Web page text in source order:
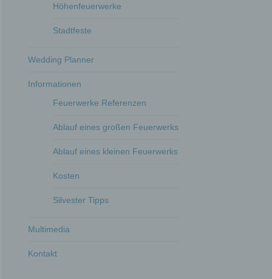
Höhenfeuerwerke
Stadtfeste
Wedding Planner
Informationen
Feuerwerke Referenzen
Ablauf eines großen Feuerwerks
Ablauf eines kleinen Feuerwerks
Kosten
Silvester Tipps
Multimedia
Kontakt